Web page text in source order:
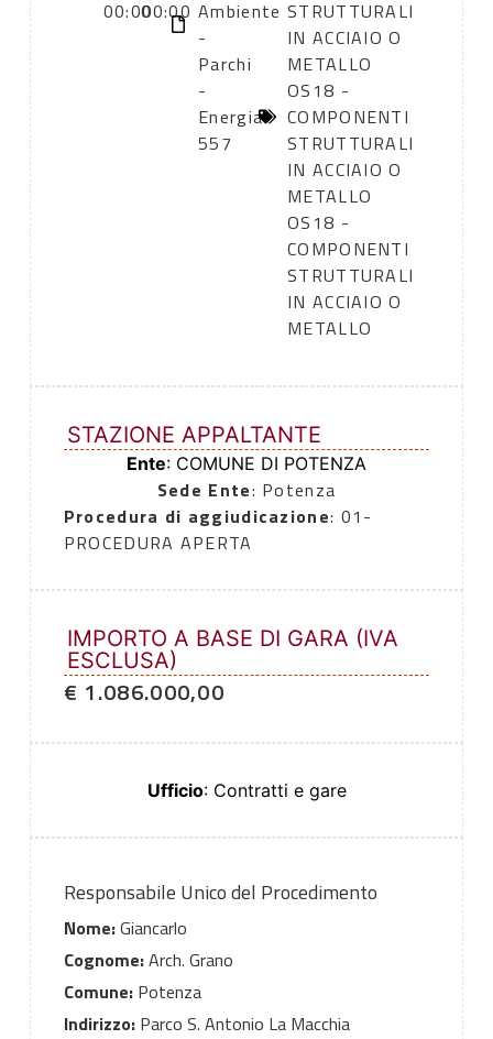
00:0000:00 Ambiente
-
Parchi
-
Energia
557
STRUTTURALI
IN ACCIAIO O
METALLO
OS18 -
COMPONENTI
STRUTTURALI
IN ACCIAIO O
METALLO
OS18 -
COMPONENTI
STRUTTURALI
IN ACCIAIO O
METALLO
STAZIONE APPALTANTE
Ente: COMUNE DI POTENZA
Sede Ente: Potenza
Procedura di aggiudicazione: 01-
PROCEDURA APERTA
IMPORTO A BASE DI GARA (IVA
ESCLUSA)
€ 1.086.000,00
Ufficio: Contratti e gare
Responsabile Unico del Procedimento
Nome:Giancarlo
Cognome:Arch. Grano
Comune:Potenza
Indirizzo:Parco S. Antonio La Macchia